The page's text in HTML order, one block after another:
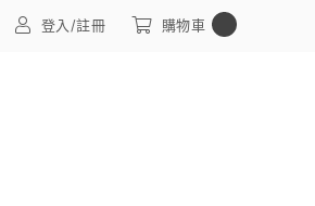
登入/註冊 購物車